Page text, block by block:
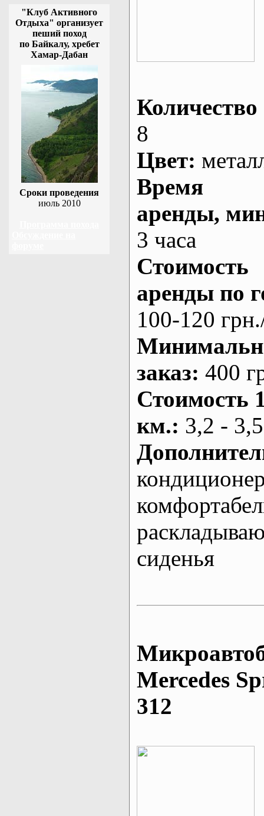
"Клуб Активного
Отдыха" организует
пеший поход
по Байкалу, хребет
Хамар-Дабан
Сроки проведения
июль 2010
Количество
8
Цвет:
Время
аренды,
3 часа
Стоимость
аренды по
100-120
заказ: 400
Стоимость
км.: 3,2 -
сиденья
Mеrcedes
312